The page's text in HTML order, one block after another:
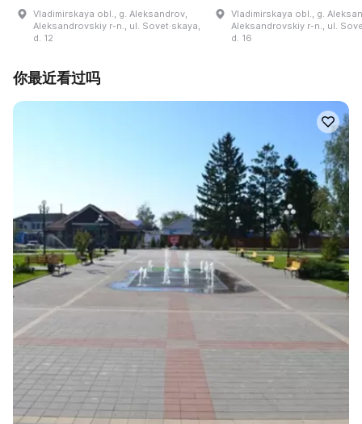
Vladimirskaya obl., g. Aleksandrov,
Aleksandrovskiy r-n., ul. Sovet·skaya,
d. 12
Vladimirskaya obl., g.
Aleksandrovskiy r-n., ul.
d. 16
你最近看过吗